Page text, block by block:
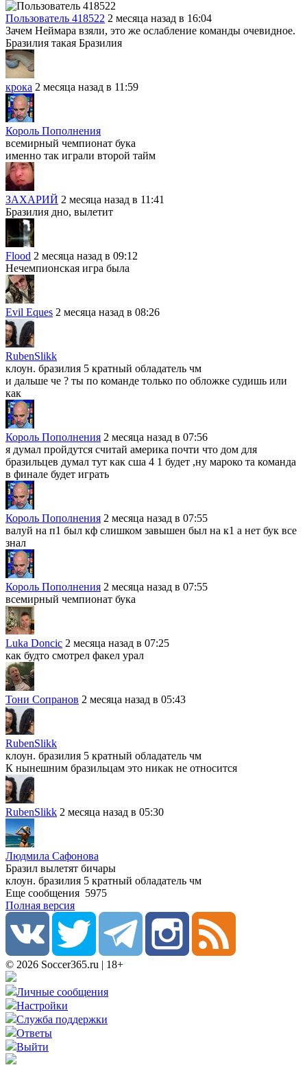
Пользователь 418522 2 месяца назад в 16:04
Зачем Неймара взяли, это же ослабление команды очевидное.
Бразилия такая Бразилия
крока 2 месяца назад в 11:59
Король Пополнения
всемирный чемпионат бука
именно так играли второй тайм
ЗАХАРИЙ 2 месяца назад в 11:41
Бразилия дно, вылетит
Flood 2 месяца назад в 09:12
Нечемпионская игра была
Evil Eques 2 месяца назад в 08:26
RubenSlikk
клоун. бразилия 5 кратный обладатель чм
и дальше че ? ты по команде только по обложке судишь или
как
Король Пополнения 2 месяца назад в 07:56
я думал пройдутся считай америка почти что дом для
бразильцев думал тут как сша 4 1 будет ,ну мароко та команда
в финале будет играть
Король Пополнения 2 месяца назад в 07:55
валуй на п1 был кф слишком завышен был на к1 а нет бук все
знал
Король Пополнения 2 месяца назад в 07:55
всемирный чемпионат бука
Luka Doncic 2 месяца назад в 07:25
как будто смотрел факел урал
Тони Сопранов 2 месяца назад в 05:43
RubenSlikk
клоун. бразилия 5 кратный обладатель чм
К нынешним бразильцам это никак не относится
RubenSlikk 2 месяца назад в 05:30
Людмила Сафонова
Бразил вылетят бичары
клоун. бразилия 5 кратный обладатель чм
Еще сообщения 5975
Полная версия
© 2026 Soccer365.ru | 18+
Личные сообщения
Настройки
Служба поддержки
Ответы
Выйти